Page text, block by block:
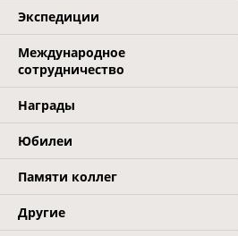
Экспедиции
Международное
сотрудничество
Награды
Юбилеи
Памяти коллег
Другие